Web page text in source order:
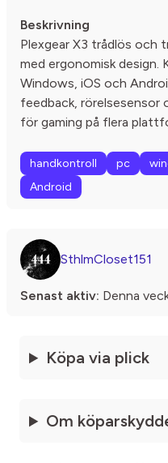
Beskrivning
Plexgear X3 trådlös och
med ergonomisk design.
Windows, iOS och
feedback,
för gaming på flera
handkontroll pc
Android
SthlmCloset151
Senast aktiv: Denna
Köpa via plick
Om